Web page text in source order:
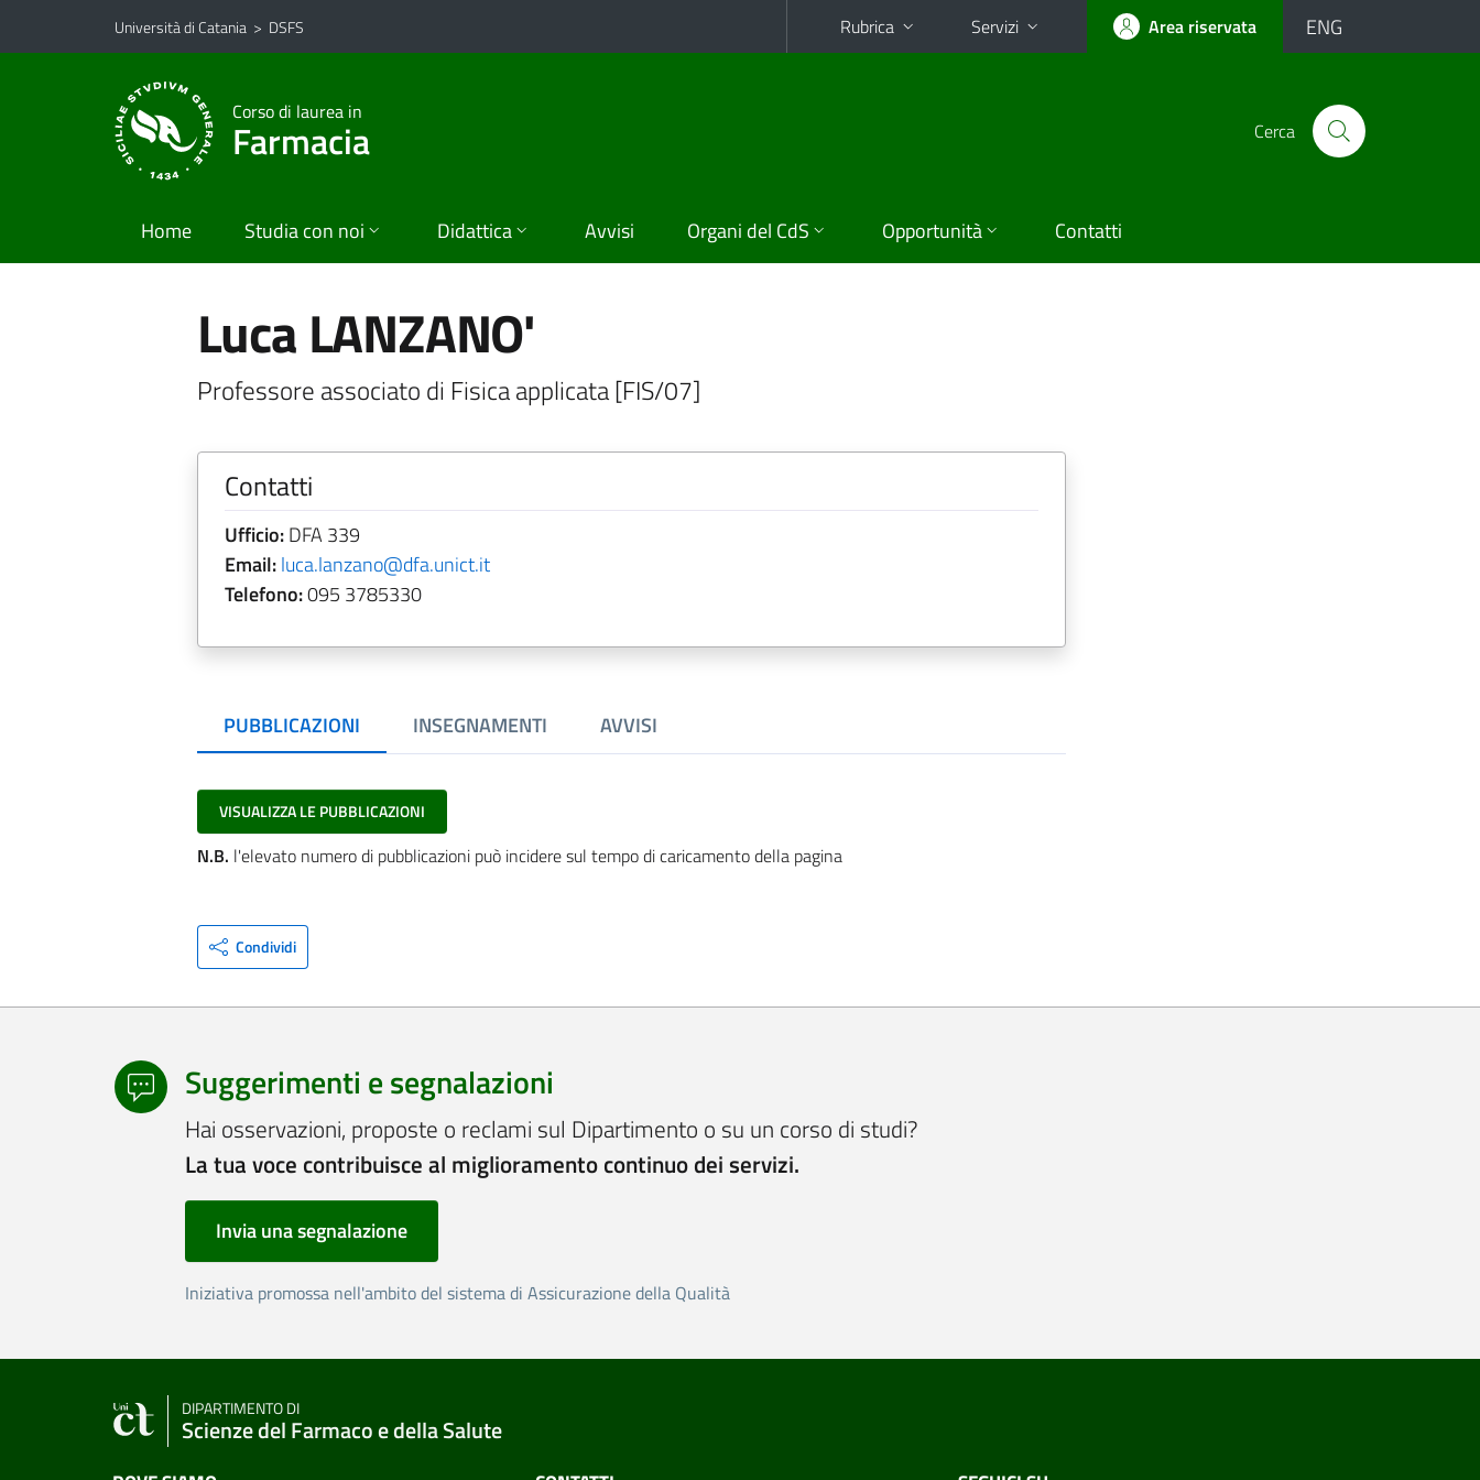
Vai al contenuto principale
Vai al menu di navigazione
Università di Catania > DSFS Rubrica Servizi Area riservata ENG
Corso di laurea in
Farmacia Cerca
Home Studia con noi Didattica Avvisi Organi del CdS Opportunità Contatti
Luca LANZANO'
Professore associato di Fisica applicata [FIS/07]
Contatti
Ufficio:DFA 339
Email:luca.lanzano@dfa.unict.it
Telefono:095 3785330
PUBBLICAZIONI INSEGNAMENTI AVVISI
VISUALIZZA LE PUBBLICAZIONI
N.B. l'elevato numero di pubblicazioni può incidere sul tempo di caricamento della pagina
Condividi
Suggerimenti e segnalazioni
Hai osservazioni, proposte o reclami sul Dipartimento o su un corso di studi?
La tua voce contribuisce al miglioramento continuo dei servizi.
Invia una segnalazione
Iniziativa promossa nell'ambito del sistema di Assicurazione della Qualità
DIPARTIMENTO DI
Scienze del Farmaco e della Salute